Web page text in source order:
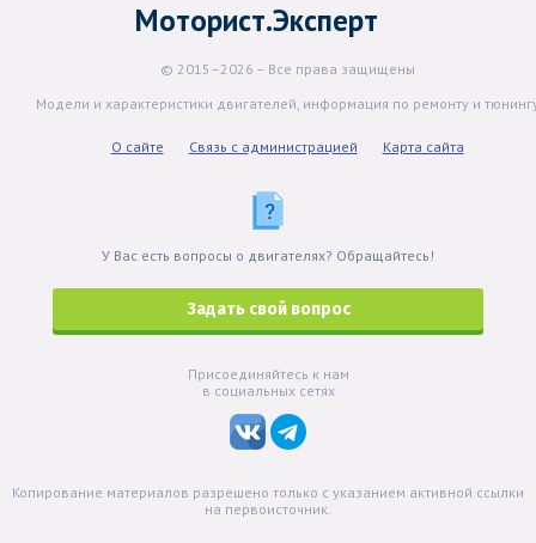
Моторист.Эксперт
© 2015–2026 – Все права защищены
Модели и характеристики двигателей, информация по ремонту и
О сайте Связь с администрацией Карта сайта
У Вас есть вопросы о двигателях? Обращайтесь!
Задать свой вопрос
Присоединяйтесь к нам
в социальных сетях
Копирование материалов разрешено только с указанием активной ссылки
на первоисточник.